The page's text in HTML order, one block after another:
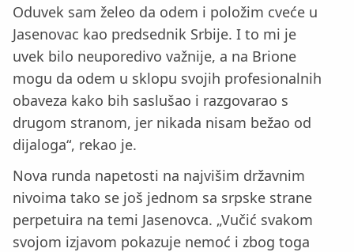
Oduvek sam želeo da odem i položim cveće u
Jasenovac kao predsednik Srbije. I to mi je
uvek bilo neuporedivo važnije, a na Brione
mogu da odem u sklopu svojih profesionalnih
obaveza kako bih saslušao i razgovarao s
drugom stranom, jer nikada nisam bežao od
dijaloga“, rekao je.
Nova runda napetosti na najvišim državnim
nivoima tako se još jednom sa srpske strane
perpetuira na temi Jasenovca. „Vučić svakom
svojom izjavom pokazuje nemoć i zbog toga